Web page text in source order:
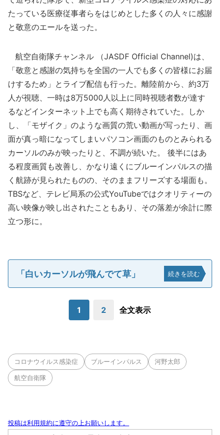
たっている医療従事者らをはじめとした多くの人々に感謝
と敬意のエールを送った。
航空自衛隊チャンネル （JASDF Official Channel)は、
「敬意と感謝の気持ちを全国の一人でも多くの皆様にお届
けするため」とライブ配信も行った。離陸前から、約3万
人が視聴、一時は8万5000人以上に同時視聴者数が達す
るなどインターネット上でも高く期待されていた。しか
し、「モザイク」のような画質の荒い動画が写ったり、画
面が真っ暗になってしまいパソコン画面のものとみられる
カーソルのみが映ったりと、不調が続いた。 後半にはあ
る程度画質も改善し、かなり遠くにブルーインパルスの描
く航跡が見られたものの、そのままフリーズする場面も。
TBSなど、テレビ局系の公式YouTubeではクオリティーの
高い映像が映し出されたこともあり、その落差が余計に際
立つ形に。
「白いカーソルが飛んでて草」 続きを読む
1 2 全文表示
コロナウイルス感染症 ブルーインパルス 河野太郎
航空自衛隊